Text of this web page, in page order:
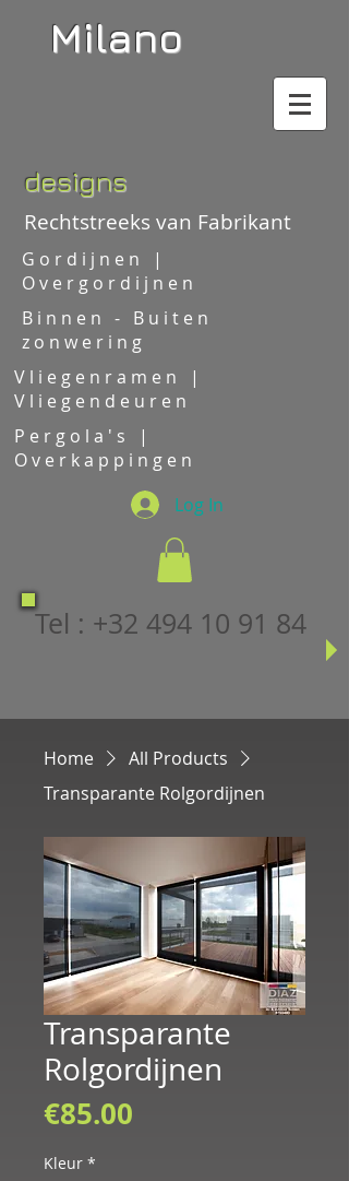
Milano
designs
Rechtstreeks van Fabrikant
Gordijnen |
Overgordijnen
Binnen - Buiten
zonwering
Vliegenramen |
Vliegendeuren
Pergola's |
Overkappingen
Log In
Tel : +32 494 10 91 84
Home
All Products
Transparante Rolgordijnen
Transparante
Rolgordijnen
€85.00
Kleur *